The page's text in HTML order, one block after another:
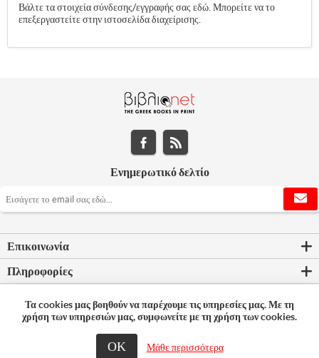
Βάλτε τα στοιχεία σύνδεσης/εγγραφής σας εδώ. Μπορείτε να το
επεξεργαστείτε στην ιστοσελίδα διαχείρισης.
Ενημερωτικό δελτίο
Επικοινωνία
Πληροφορίες
Ο λογαριασμός μου
© 2026 Bookleader
Τα cookies μας βοηθούν να παρέχουμε τις υπηρεσίες μας. Με τη
χρήση των υπηρεσιών μας, συμφωνείτε με τη χρήση των cookies.
ΟΚ Μάθε περισσότερα